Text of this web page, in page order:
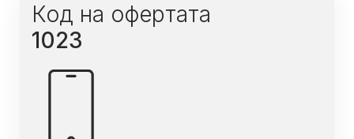
Код на офертата
1023